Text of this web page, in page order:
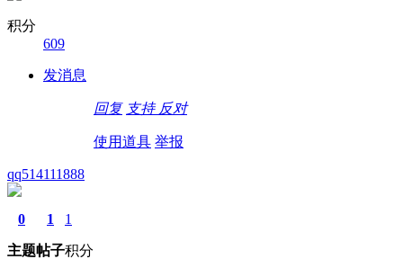
积分
609
发消息
回复 支持 反对
使用道具 举报
qq514111888
0
主题
1
帖子
1
积分